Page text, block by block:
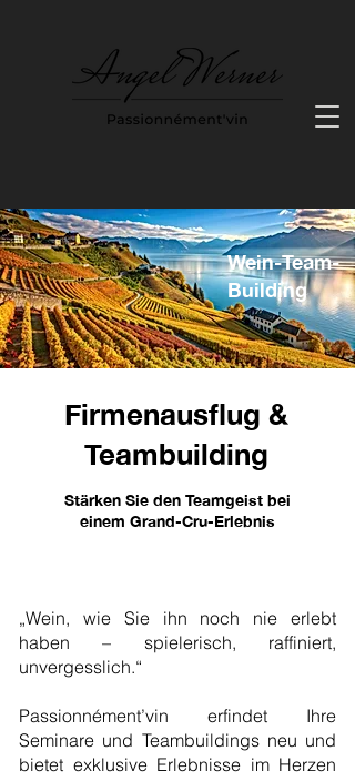
Wein-Team-
Building
Firmenausflug &
Teambuilding
Stärken Sie den Teamgeist bei
einem Grand-Cru-Erlebnis
„Wein, wie Sie ihn noch nie erlebt
haben – spielerisch, raffiniert,
unvergesslich.“
Passionnément’vin erfindet Ihre
Seminare und Teambuildings neu und
bietet exklusive Erlebnisse im Herzen